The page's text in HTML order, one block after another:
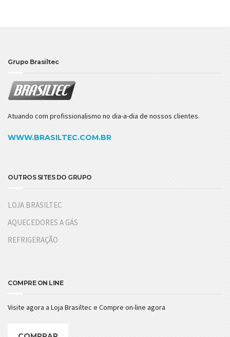
Grupo Brasiltec
Atuando com profissionalismo no dia-a-dia de nossos clientes.
WWW.BRASILTEC.COM.BR
OUTROS SITES DO GRUPO
LOJA BRASILTEC
AQUECEDORES A GÁS
REFRIGERAÇÃO
COMPRE ON LINE
Visite agora a Loja Brasiltec e Compre on-line agora